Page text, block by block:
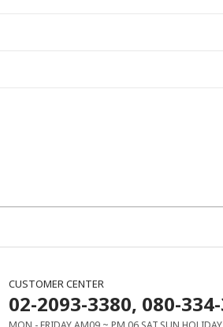
CUSTOMER CENTER
02-2093-3380, 080-